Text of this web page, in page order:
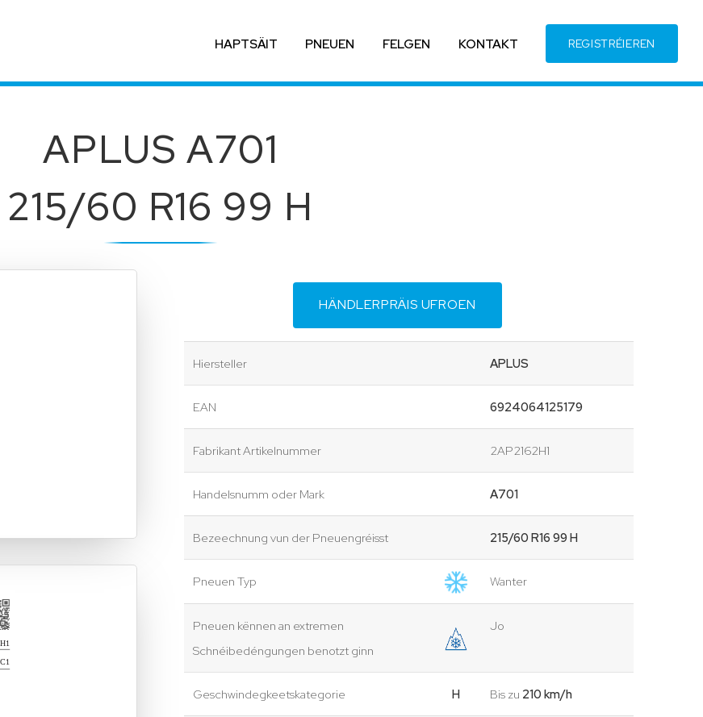
HAPTSÄIT PNEUEN FELGEN KONTAKT REGISTRÉIEREN
APLUS A701
215/60 R16 99 H
HÄNDLERPRÄIS UFROEN
Hiersteller APLUS
EAN 6924064125179
Fabrikant Artikelnummer 2AP2162H1
Handelsnumm oder Mark A701
Bezeechnung vun der Pneuengréisst 215/60 R16 99 H
Pneuen Typ Wanter
Pneuen kënnen an extremen
Schnéibedéngungen benotzt ginn
Jo
Geschwindegkeetskategorie H Bis zu 210 km/h